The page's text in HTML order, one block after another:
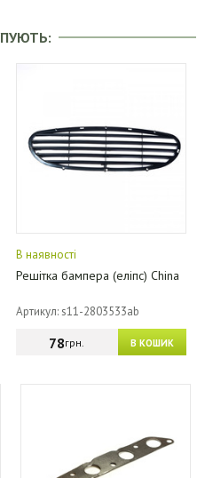
В наявності
Решітка бампера (еліпс) China
Артикул: s11-2803533ab
В КОШИК
78грн.